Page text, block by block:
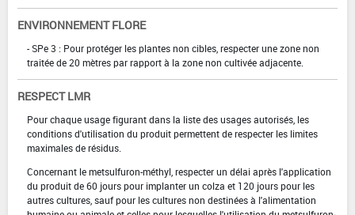
ENVIRONNEMENT FLORE
- SPe 3 : Pour protéger les plantes non cibles, respecter une zone non
traitée de 20 mètres par rapport à la zone non cultivée adjacente.
RESPECT LMR
Pour chaque usage figurant dans la liste des usages autorisés, les
conditions d'utilisation du produit permettent de respecter les limites
maximales de résidus.
Concernant le metsulfuron-méthyl, respecter un délai après l'application
du produit de 60 jours pour implanter un colza et 120 jours pour les
autres cultures, sauf pour les cultures non destinées à l'alimentation